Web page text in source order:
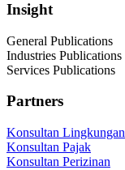
Insight
General Publications
Industries Publications
Services Publications
Partners
Konsultan Lingkungan
Konsultan Pajak
Konsultan Perizinan